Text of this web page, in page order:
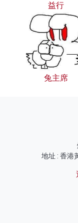
益行
兔主席
地址 : 香港